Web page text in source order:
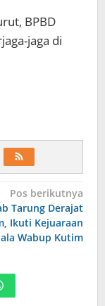
BPBD
jaga di
Pos berikutnya
Tarung Derajat
Ikuti Kejuaraan
Wabup Kutim